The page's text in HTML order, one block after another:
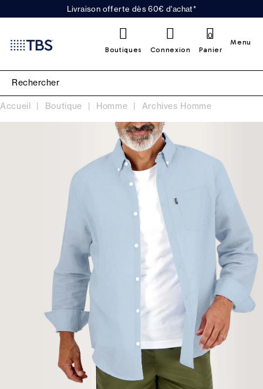
Livraison offerte dès 60€ d'achat*
Boutiques Connexion Panier
0
Menu
Accueil Boutique Homme Archives Homme